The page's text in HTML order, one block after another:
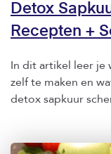
Detox
Recepten +
In dit artikel leer je
zelf te maken en
detox sapkuur